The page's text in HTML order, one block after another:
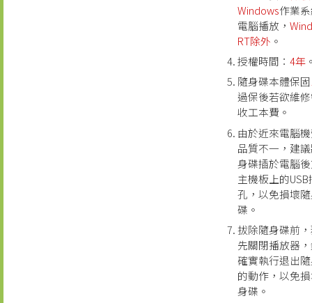
Windows作業
電腦播放，
RT除外 。
授權時間：4年
隨身碟本體保固
過保後若欲維
收工本費。
由於近來電腦
品質不一，建
身碟插於電腦
主機板上的USB
孔，以免損壞
碟。
拔除隨身碟前
先關閉播放器
確實執行退出
的動作，以免
身碟。